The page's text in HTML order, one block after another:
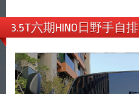
3.5T六期HINO日野手自排